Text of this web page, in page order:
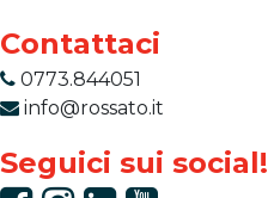
Contattaci
0773.844051
info@rossato.it
Seguici sui social!